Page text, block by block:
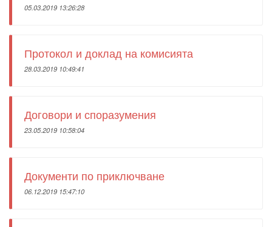
05.03.2019 13:26:28
Протокол и доклад на комисията
28.03.2019 10:49:41
Договори и споразумения
23.05.2019 10:58:04
Документи по приключване
06.12.2019 15:47:10